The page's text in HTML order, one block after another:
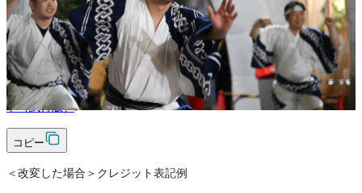
クレジット表記
必須
クレジット表記例
出典：“おどり3”, by DX推進課,CC BY 4.0, via
洲本市オープンフォ
ト（試行版）.
コピー
＜改変した場合＞クレジット表記例